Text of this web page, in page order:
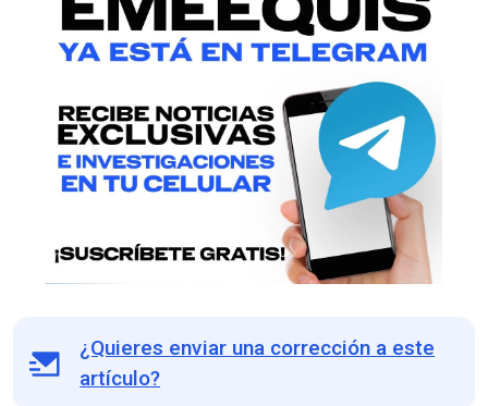
¿Quieres enviar una corrección a este
artículo?